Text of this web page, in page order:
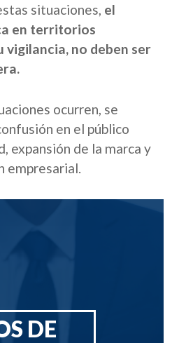
situaciones, el
en territorios
vigilancia, no deben ser
ocurren, se
en el público
expansión de la marca y
empresarial.
DE